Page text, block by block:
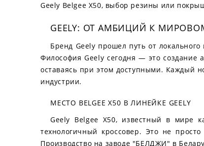
Geely Belgee X50, выбор резины или
GEELY: ОТ АМБИЦИЙ К
Бренд Geely прошел путь от
Философия Geely сегодня — это создание
оставаясь при этом доступными. Каждый
индустрии.
МЕСТО BELGEE X50 В ЛИНЕЙКЕ GEELY
Geely Belgee X50, известный в мире
технологичный кроссовер. Это не
Производство на заводе "БЕЛДЖИ" в